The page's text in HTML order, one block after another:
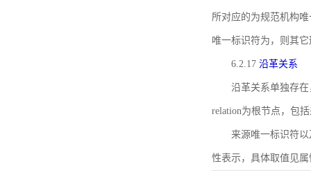
所对应的为规范机构
唯一标识符为，则其
6.2.17 沿革关系
沿革关系单独存
relation为根节点，包
来源唯一标识符以
性表示，具体取值见属